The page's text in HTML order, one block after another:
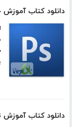
دانلود کتاب
۰
دانلود کتاب آموزش Windows Server 2003